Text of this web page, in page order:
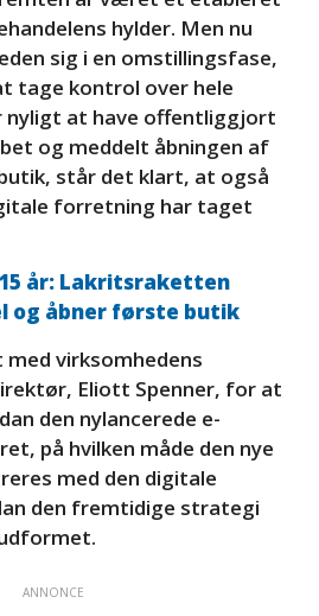
hylder. Men nu
sig i en omstillingsfase,
tage kontrol over hele
nyligt at have offentliggjort
og meddelt åbningen af
står det klart, at også
forretning har taget
år: Lakritsraketten
og åbner første butik
med virksomhedens
Eliott Spenner, for at
den nylancerede e-
på hvilken måde den nye
med den digitale
den fremtidige strategi
ANNONCE